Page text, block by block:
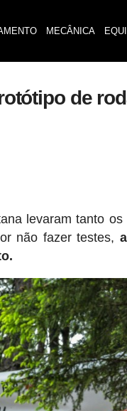
MECÂNICA
de
levaram tanto os
não fazer testes,